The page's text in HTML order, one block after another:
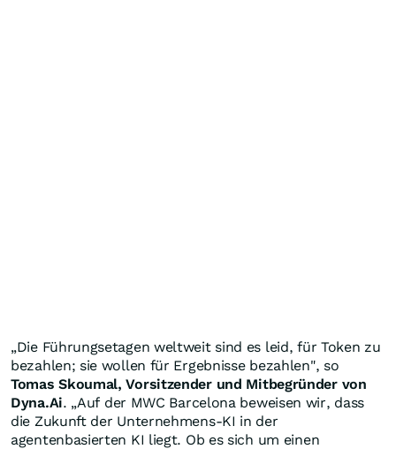
„Die Führungsetagen weltweit sind es leid, für Token zu
bezahlen; sie wollen für Ergebnisse bezahlen", so
Tomas Skoumal, Vorsitzender und Mitbegründer von
Dyna.Ai. „Auf der MWC Barcelona beweisen wir, dass
die Zukunft der Unternehmens-KI in der
agentenbasierten KI liegt. Ob es sich um einen